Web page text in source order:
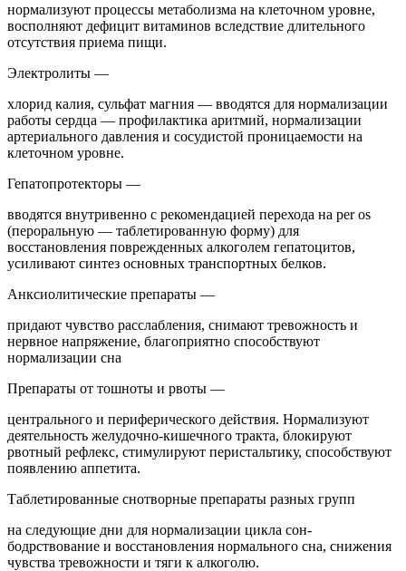
нормализуют процессы метаболизма на клеточном уровне,
восполняют дефицит витаминов вследствие длительного
отсутствия приема пищи.
Электролиты —
хлорид калия, сульфат магния — вводятся для нормализации
работы сердца — профилактика аритмий, нормализации
артериального давления и сосудистой проницаемости на
клеточном уровне.
Гепатопротекторы —
вводятся внутривенно с рекомендацией перехода на per os
(пероральную — таблетированную форму) для
восстановления поврежденных алкоголем гепатоцитов,
усиливают синтез основных транспортных белков.
Анксиолитические препараты —
придают чувство расслабления, снимают тревожность и
нервное напряжение, благоприятно способствуют
нормализации сна
Препараты от тошноты и рвоты —
центрального и периферического действия. Нормализуют
деятельность желудочно-кишечного тракта, блокируют
рвотный рефлекс, стимулируют перистальтику, способствуют
появлению аппетита.
Таблетированные снотворные препараты разных групп
на следующие дни для нормализации цикла сон-
бодрствование и восстановления нормального сна, снижения
чувства тревожности и тяги к алкоголю.